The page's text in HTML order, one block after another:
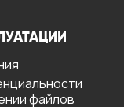
файлов